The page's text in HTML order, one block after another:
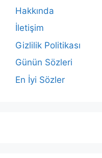
Hakkında
İletişim
Gizlilik Politikası
Günün Sözleri
En İyi Sözler